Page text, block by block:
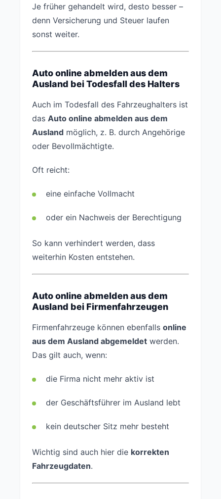
Je früher gehandelt wird, desto besser –
denn Versicherung und Steuer laufen
sonst weiter.
Auto online abmelden aus dem
Ausland bei Todesfall des Halters
Auch im Todesfall des Fahrzeughalters ist
das Auto online abmelden aus dem
Ausland möglich, z. B. durch Angehörige
oder Bevollmächtigte.
Oft reicht:
eine einfache Vollmacht
oder ein Nachweis der Berechtigung
So kann verhindert werden, dass
weiterhin Kosten entstehen.
Auto online abmelden aus dem
Ausland bei Firmenfahrzeugen
Firmenfahrzeuge können ebenfalls online
aus dem Ausland abgemeldet werden.
Das gilt auch, wenn:
die Firma nicht mehr aktiv ist
der Geschäftsführer im Ausland lebt
kein deutscher Sitz mehr besteht
Wichtig sind auch hier die korrekten
Fahrzeugdaten.